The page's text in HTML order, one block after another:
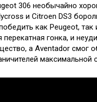
306 необычайно
и Citroen DS3
как Peugeot, так
гонка, и
а Aventador смог
максимальной